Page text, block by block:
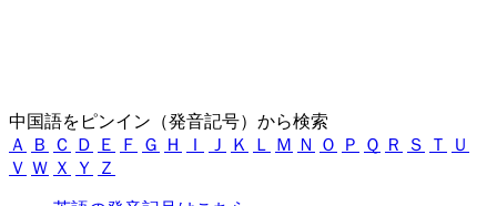
中国語をピンイン（発音記号）から検索
Ａ
Ｂ Ｃ Ｄ Ｅ Ｆ Ｇ Ｈ Ｉ Ｊ Ｋ Ｌ Ｍ Ｎ Ｏ Ｐ Ｑ Ｒ Ｓ Ｔ
Ｕ
Ｖ Ｗ Ｘ Ｙ Ｚ